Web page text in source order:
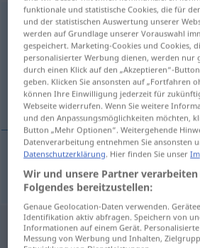
Fechtmaskef <Fechtmaske; -n>
Übersicht aller Übersetzungen
(Für mehr Details die Übersetzung
mačevalačka maska
mačevalačkamaska Fechtmaske
funktionale und statistische Cookies, die für
und der statistischen Auswertung unserer
werden auf Grundlage unserer Vorauswahl
gespeichert. Marketing-Cookies und Cookies,
personalisierter Werbung dienen, werden nur
durch einen Klick auf den „Akzeptieren“-
geben. Klicken Sie ansonsten auf „Fortfahren
können Ihre Einwilligung jederzeit für
Webseite widerrufen. Wenn Sie weitere
und den Anpassungsmöglichkeiten möchten,
Button „Mehr Optionen“. Weitergehende
Datenverarbeitung entnehmen Sie ansonsten
Datenschutzerklärung. Hier finden Sie unser
Wir und unsere Partner
Folgendes bereitzustellen:
Genaue Geolocation-Daten verwenden.
Identifikation aktiv abfragen. Speichern von
Informationen auf einem Gerät.
Messung von Werbung und Inhalten,